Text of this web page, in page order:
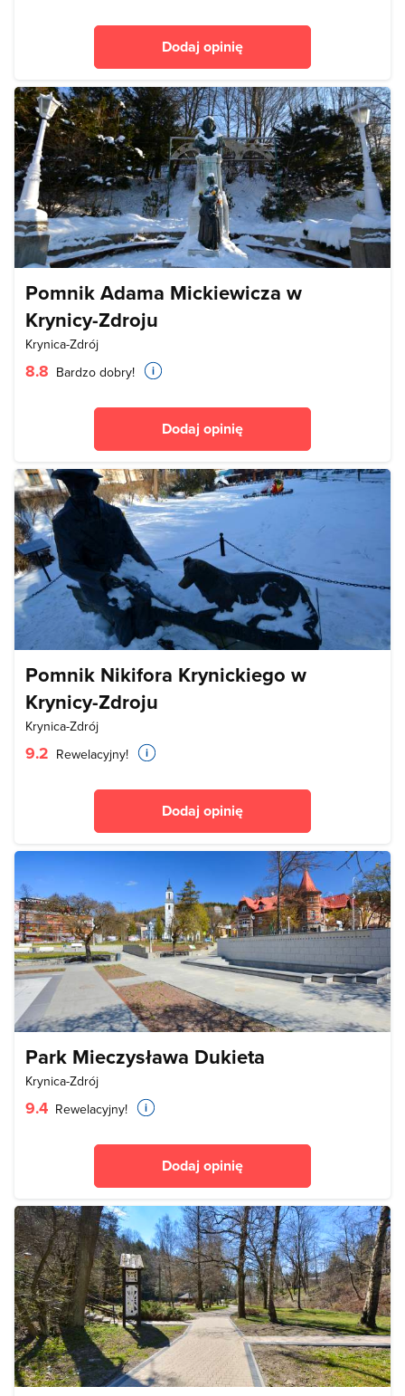
Dodaj opinię
Pomnik Adama Mickiewicza w
Krynicy-Zdroju
Krynica-Zdrój
8.8 Bardzo dobry!
Dodaj opinię
Pomnik Nikifora Krynickiego w
Krynicy-Zdroju
Krynica-Zdrój
9.2 Rewelacyjny!
Dodaj opinię
Park Mieczysława Dukieta
Krynica-Zdrój
9.4 Rewelacyjny!
Dodaj opinię